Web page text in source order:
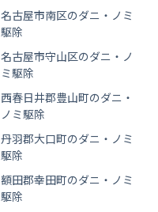
名古屋市南区のダニ・ノミ
駆除
名古屋市守山区のダニ・ノ
ミ駆除
西春日井郡豊山町のダニ・
ノミ駆除
丹羽郡大口町のダニ・ノミ
駆除
額田郡幸田町のダニ・ノミ
駆除